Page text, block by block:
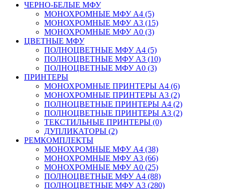
ЧЕРНО-БЕЛЫЕ МФУ
МОНОХРОМНЫЕ МФУ А4 (5)
МОНОХРОМНЫЕ МФУ А3 (15)
МОНОХРОМНЫЕ МФУ А0 (3)
ЦВЕТНЫЕ МФУ
ПОЛНОЦВЕТНЫЕ МФУ А4 (5)
ПОЛНОЦВЕТНЫЕ МФУ А3 (10)
ПОЛНОЦВЕТНЫЕ МФУ А0 (3)
ПРИНТЕРЫ
МОНОХРОМНЫЕ ПРИНТЕРЫ А4 (6)
МОНОХРОМНЫЕ ПРИНТЕРЫ А3 (2)
ПОЛНОЦВЕТНЫЕ ПРИНТЕРЫ А4 (2)
ПОЛНОЦВЕТНЫЕ ПРИНТЕРЫ А3 (2)
ТЕКСТИЛЬНЫЕ ПРИНТЕРЫ (0)
ДУПЛИКАТОРЫ (2)
РЕМКОМПЛЕКТЫ
МОНОХРОМНЫЕ МФУ А4 (38)
МОНОХРОМНЫЕ МФУ А3 (66)
МОНОХРОМНЫЕ МФУ А0 (25)
ПОЛНОЦВЕТНЫЕ МФУ А4 (88)
ПОЛНОЦВЕТНЫЕ МФУ А3 (280)